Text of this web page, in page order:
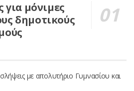
για μόνιμες
δημοτικούς
με απολυτήριο Γυμνασίου και